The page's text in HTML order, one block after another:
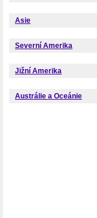
Asie
Severní Amerika
Jižní Amerika
Austrálie a Oceánie